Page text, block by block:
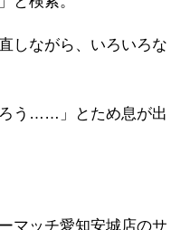
しながら、いろいろな
ろう……」とため息が出
マッチ愛知安城店のサ